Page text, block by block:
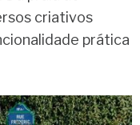
criativos
prática